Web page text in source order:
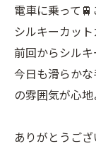
電車に乗って
シルキーカッ
前回からシル
今日も滑らか
の雰囲気が心
ありがとうご